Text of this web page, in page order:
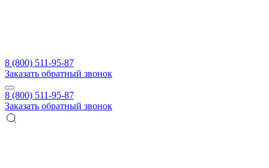
8 (800) 511-95-87
Заказать обратный звонок
8 (800) 511-95-87
Заказать обратный звонок